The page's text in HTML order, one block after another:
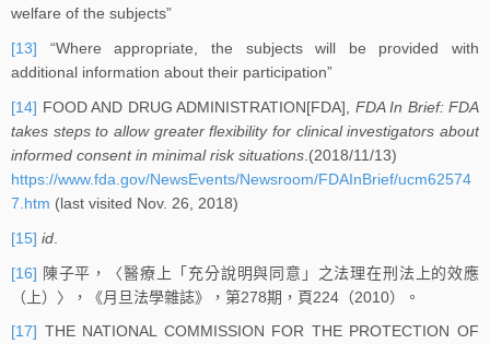
welfare of the subjects”
[13] “Where appropriate, the subjects will be provided with
additional information about their participation”
[14] FOOD AND DRUG ADMINISTRATION[FDA], FDA In Brief: FDA
takes steps to allow greater flexibility for clinical investigators about
informed consent in minimal risk situations .(2018/11/13)
https://www.fda.gov/NewsEvents/Newsroom/FDAInBrief/ucm62574
7.htm (last visited Nov. 26, 2018)
[15] id
[16] 陳子平，〈醫療上「充分說明與同意」之法理在刑法上的效應
（上）〉，《月旦法學雜誌》，第278期，頁224（2010）。
[17] THE NATIONAL COMMISSION FOR THE PROTECTION OF